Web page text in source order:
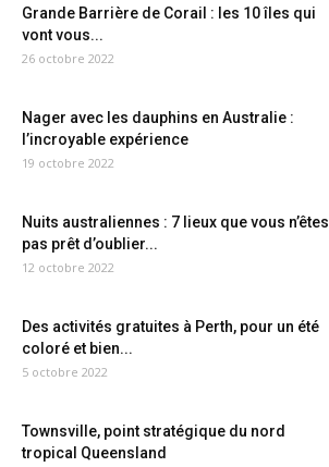
Grande Barrière de Corail : les 10 îles qui
vont vous...
26 octobre 2022
Nager avec les dauphins en Australie :
l’incroyable expérience
19 octobre 2022
Nuits australiennes : 7 lieux que vous n’êtes
pas prêt d’oublier...
12 octobre 2022
Des activités gratuites à Perth, pour un été
coloré et bien...
5 octobre 2022
Townsville, point stratégique du nord
tropical Queensland